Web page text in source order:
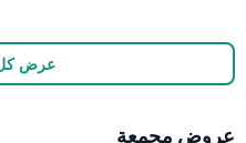
العثيم مول
عرض كل
مجمعة